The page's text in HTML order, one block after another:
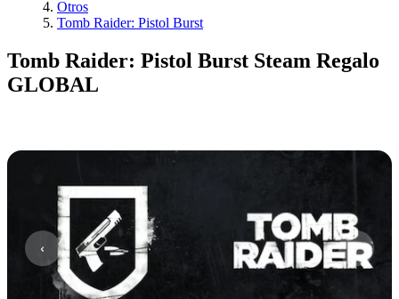
Otros
Tomb Raider: Pistol Burst
Tomb Raider: Pistol Burst Steam Regalo
GLOBAL